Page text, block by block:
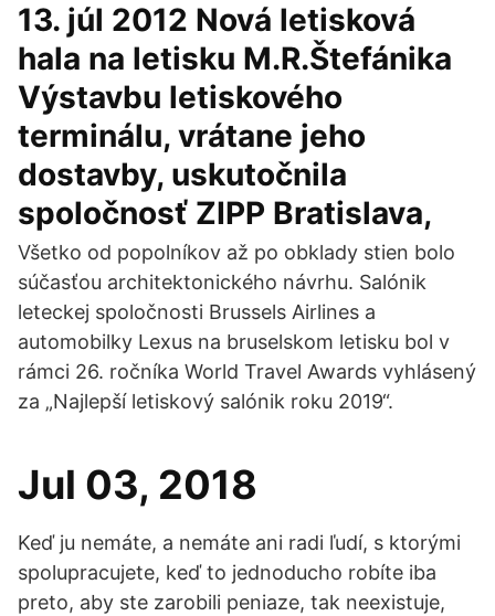
13. júl 2012 Nová letisková
hala na letisku M.R.Štefánika
Výstavbu letiskového
terminálu, vrátane jeho
dostavby, uskutočnila
spoločnosť ZIPP Bratislava,
Všetko od popolníkov až po obklady stien bolo
súčasťou architektonického návrhu. Salónik
leteckej spoločnosti Brussels Airlines a
automobilky Lexus na bruselskom letisku bol v
rámci 26. ročníka World Travel Awards vyhlásený
za „Najlepší letiskový salónik roku 2019“.
Jul 03, 2018
Keď ju nemáte, a nemáte ani radi ľudí, s ktorými
spolupracujete, keď to jednoducho robíte iba
preto, aby ste zarobili peniaze, tak neexistuje,